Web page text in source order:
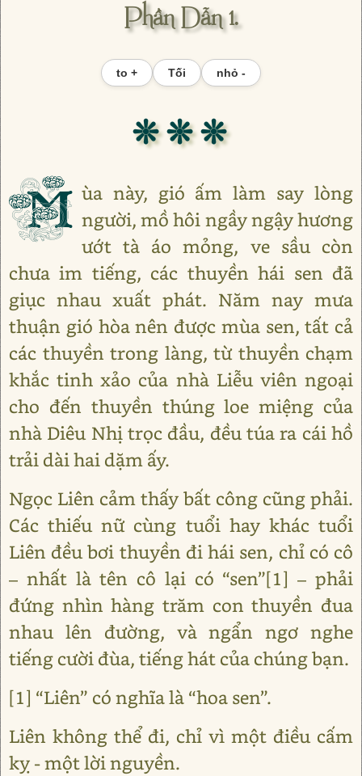
Phần Dẫn 1.
to + Tối nhỏ -
❊ ❊ ❊
M ùa này, gió ấm làm say lòng
người, mồ hôi ngầy ngậy hương
ướt tà áo mỏng, ve sầu còn
chưa im tiếng, các thuyền hái sen đã
giục nhau xuất phát. Năm nay mưa
thuận gió hòa nên được mùa sen, tất cả
các thuyền trong làng, từ thuyền chạm
khắc tinh xảo của nhà Liễu viên ngoại
cho đến thuyền thúng loe miệng của
nhà Diêu Nhị trọc đầu, đều túa ra cái hồ
trải dài hai dặm ấy.
Ngọc Liên cảm thấy bất công cũng phải.
Các thiếu nữ cùng tuổi hay khác tuổi
Liên đều bơi thuyền đi hái sen, chỉ có cô
– nhất là tên cô lại có “sen”[1] – phải
đứng nhìn hàng trăm con thuyền đua
nhau lên đường, và ngẩn ngơ nghe
tiếng cười đùa, tiếng hát của chúng bạn.
[1] “Liên” có nghĩa là “hoa sen”.
Liên không thể đi, chỉ vì một điều cấm
kỵ - một lời nguyền.